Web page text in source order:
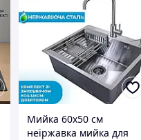
Мийка 60х50 см
неіржавка мийка для